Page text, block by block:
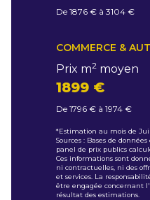
De 1876 € à 3104 €
COMMERCE &
Prix m2 moyen
1899 €
De 1796 € à 1974 €
*Estimation au mois de
Sources : Bases de
panel de prix publics
Ces informations sont
ni contractuelles, ni des
et services. La
être engagée concernant
résultat des estimations.